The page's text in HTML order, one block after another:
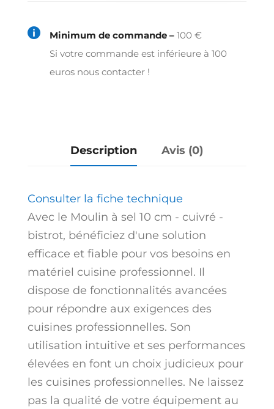
10
 Minimum de commande – 100 €
Si votre commande est inférieure à 100
euros nous contacter !
Description Avis (0)
Consulter la fiche technique
Avec le Moulin à sel 10 cm - cuivré -
bistrot, bénéficiez d'une solution
efficace et fiable pour vos besoins en
matériel cuisine professionnel. Il
dispose de fonctionnalités avancées
pour répondre aux exigences des
cuisines professionnelles. Son
utilisation intuitive et ses performances
élevées en font un choix judicieux pour
les cuisines professionnelles. Ne laissez
pas la qualité de votre équipement au